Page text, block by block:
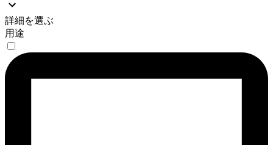
詳細を選ぶ
用途